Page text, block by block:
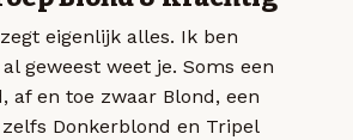
eigenlijk alles. Ik ben
geweest weet je. Soms een
af en toe zwaar Blond, een
Donkerblond en Tripel